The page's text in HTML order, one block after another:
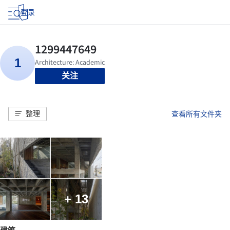
登录
关注
整理 查看所有文件夹
+ 13